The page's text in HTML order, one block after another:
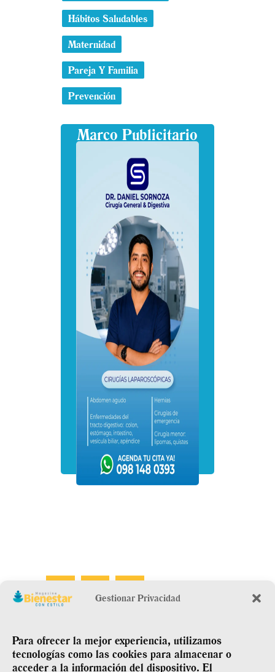
Gestionar Privacidad
Para ofrecer la mejor experiencia, utilizamos
tecnologías como las cookies para almacenar o
acceder a la información del dispositivo. El
Hábitos Saludables
Maternidad
Pareja Y Familia
Prevención
Marco Publicitario